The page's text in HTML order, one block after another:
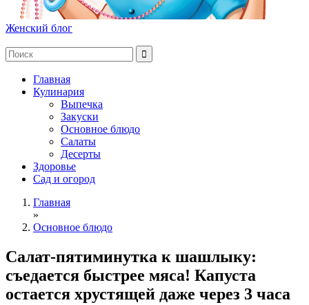
Женский блог
Главная
Кулинария
Выпечка
Закуски
Основное блюдо
Салаты
Десерты
Здоровье
Сад и огород
Главная
»
Основное блюдо
Салат-пятиминутка к шашлыку:
съедается быстрее мяса! Капуста
остается хрустящей даже через 3 часа